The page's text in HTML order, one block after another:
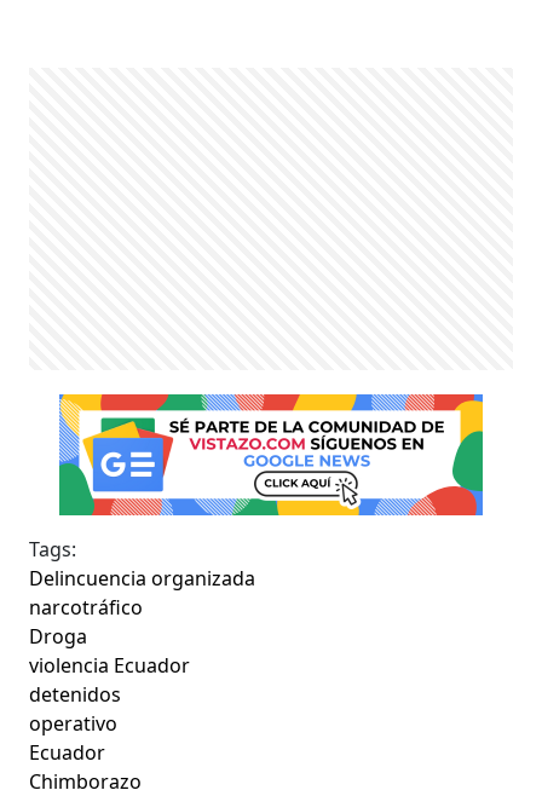
Tags:
Delincuencia organizada
narcotráfico
Droga
violencia Ecuador
detenidos
operativo
Ecuador
Chimborazo